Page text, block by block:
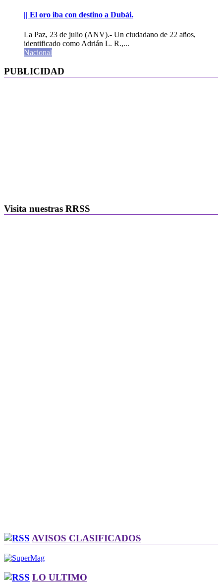
|| El oro iba con destino a Dubái.
La Paz, 23 de julio (ANV).- Un ciudadano de 22 años,
identificado como Adrián L. R.,...
Nacional
PUBLICIDAD
Visita nuestras RRSS
AVISOS CLASIFICADOS
LO ULTIMO